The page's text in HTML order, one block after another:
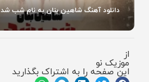
دانلود آهنگ شاهین بنان به نام شب شد
از
موزیک نو
این صفحه را به اشتراک بگذارید